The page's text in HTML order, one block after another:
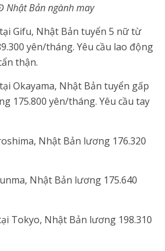
Nhật Bản ngành may
Gifu, Nhật Bản tuyển 5 nữ từ
yên/tháng. Yêu cầu lao động
thận.
Okayama, Nhật Bản tuyển gấp
175.800 yên/tháng. Yêu cầu tay
Nhật Bản lương 176.320
Nhật Bản lương 175.640
Tokyo, Nhật Bản lương 198.310